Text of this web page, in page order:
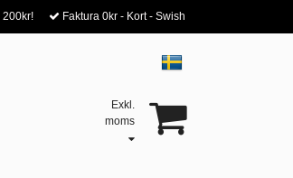
200kr! Faktura 0kr - Kort - Swish
Exkl.
moms